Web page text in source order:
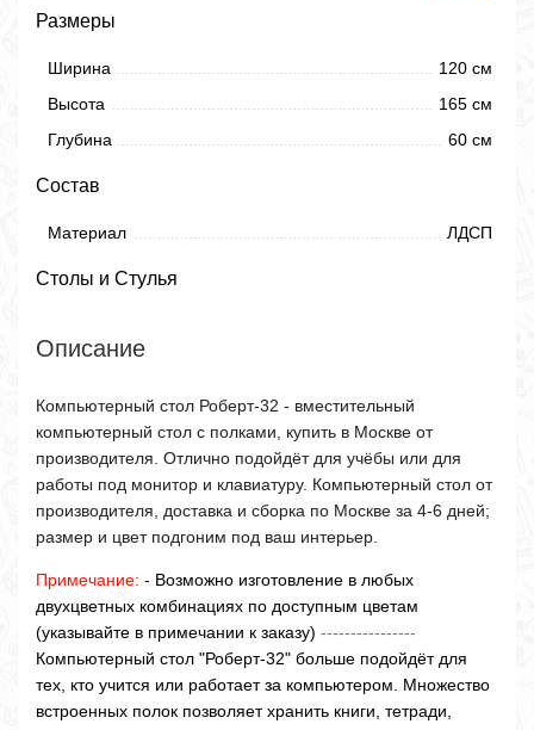
Размеры
Ширина
120 см
Высота
165 см
Глубина
60 см
Состав
Материал ЛДСП
Столы и Стулья
Описание
Компьютерный стол Роберт-32 - вместительный
компьютерный стол с полками, купить в Москве от
производителя. Отлично подойдёт для учёбы или для
работы под монитор и клавиатуру. Компьютерный стол от
производителя, доставка и сборка по Москве за 4-6 дней;
размер и цвет подгоним под ваш интерьер.
Примечание: - Возможно изготовление в любых
двухцветных комбинациях по доступным цветам
(указывайте в примечании к заказу) ----------------
Компьютерный стол "Роберт-32" больше подойдёт для
тех, кто учится или работает за компьютером. Множество
встроенных полок позволяет хранить книги, тетради,